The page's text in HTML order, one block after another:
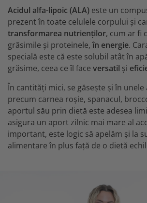
Acidul alfa-lipoic (ALA) este un
prezent în toate celulele corpului și
transformarea nutrienților, cum ar fi
grăsimile și proteinele,în energie.
specială este că este solubil atât în
grăsime, ceea ce îl face versatil și
În cantități mici, se găsește și în unele
precum carnea roșie, spanacul,
aportul său prin dietă este adesea
asigura un aport zilnic mai mare al
important, este logic să apelăm și la
alimentare în plus față de o dietă